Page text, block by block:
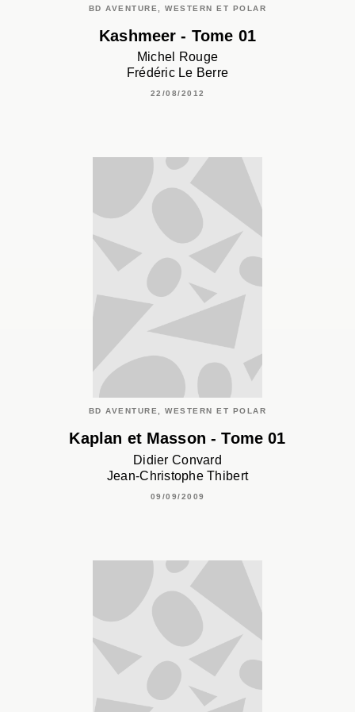
BD AVENTURE, WESTERN ET POLAR
Kashmeer - Tome 01
Michel Rouge
Frédéric Le Berre
22/08/2012
BD AVENTURE, WESTERN ET POLAR
Kaplan et Masson - Tome 01
Didier Convard
Jean-Christophe Thibert
09/09/2009